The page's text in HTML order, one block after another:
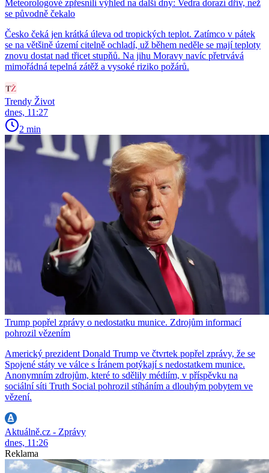
Meteorologové zpřesnili výhled na další dny: Vedra dorazí dřív, než
se původně čekalo
Česko čeká jen krátká úleva od tropických teplot. Zatímco v pátek
se na většině území citelně ochladí, už během neděle se mají teploty
znovu dostat nad třicet stupňů. Na jihu Moravy navíc přetrvává
mimořádná tepelná zátěž a vysoké riziko požárů.
Trendy Život
dnes, 11:27
2 min
Trump popřel zprávy o nedostatku munice. Zdrojům informací
pohrozil vězením
Americký prezident Donald Trump ve čtvrtek popřel zprávy, že se
Spojené státy ve válce s Íránem potýkají s nedostatkem munice.
Anonymním zdrojům, které to sdělily médiím, v příspěvku na
sociální síti Truth Social pohrozil stíháním a dlouhým pobytem ve
vězení.
Aktuálně.cz - Zprávy
dnes, 11:26
Reklama